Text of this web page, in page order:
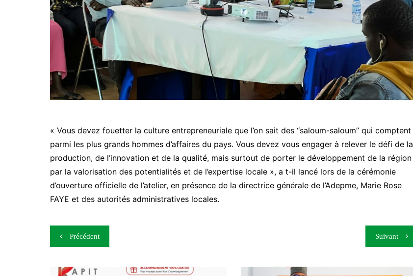
« Vous devez fouetter la culture entrepreneuriale que l’on sait des ‘‘saloum-saloum’’ qui comptent
parmi les plus grands hommes d’affaires du pays. Vous devez vous engager à relever le défi de la
production, de l’innovation et de la qualité, mais surtout de porter le développement de la région
par la valorisation des potentialités et de l’expertise locale », a t-il lancé lors de la cérémonie
d’ouverture officielle de l’atelier, en présence de la directrice générale de l’Adepme, Marie Rose
FAYE et des autorités administratives locales.
Navigation
de
l’article
Précédent Suivant